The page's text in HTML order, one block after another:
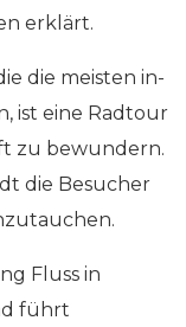
erklärt.
die meisten in-
ist eine Radtour
zu bewundern.
die Besucher
Fluss in
führt